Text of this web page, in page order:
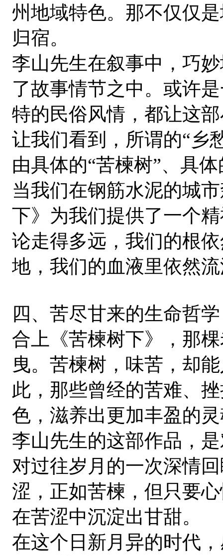
州地域特色。那不仅仅
归宿。
李山先生在叙事中，巧
了故事情节之中。或许
特的民俗风情，都让这
让我们看到，所谓的“乡
由具体的“苦楝树”、具
当我们在钢筋水泥的城
下》为我们提供了一个
论走得多远，我们的根
地，我们的血液里依然
四、苦尽甘来的生命哲学
合上《苦楝树下》，那
曳。苦楝树，味苦，却
此，那些曾经的苦难、
色，滋养出更加丰盈的
李山先生的这部作品，
对过往岁月的一次深情
涩，正如苦楝，但只要
在苦涩中沉淀出甘甜。
在这个日新月异的时代